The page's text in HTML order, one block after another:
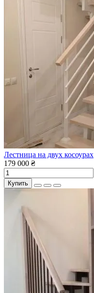
Лестница на двух косоурах
179 000 ₴
Купить